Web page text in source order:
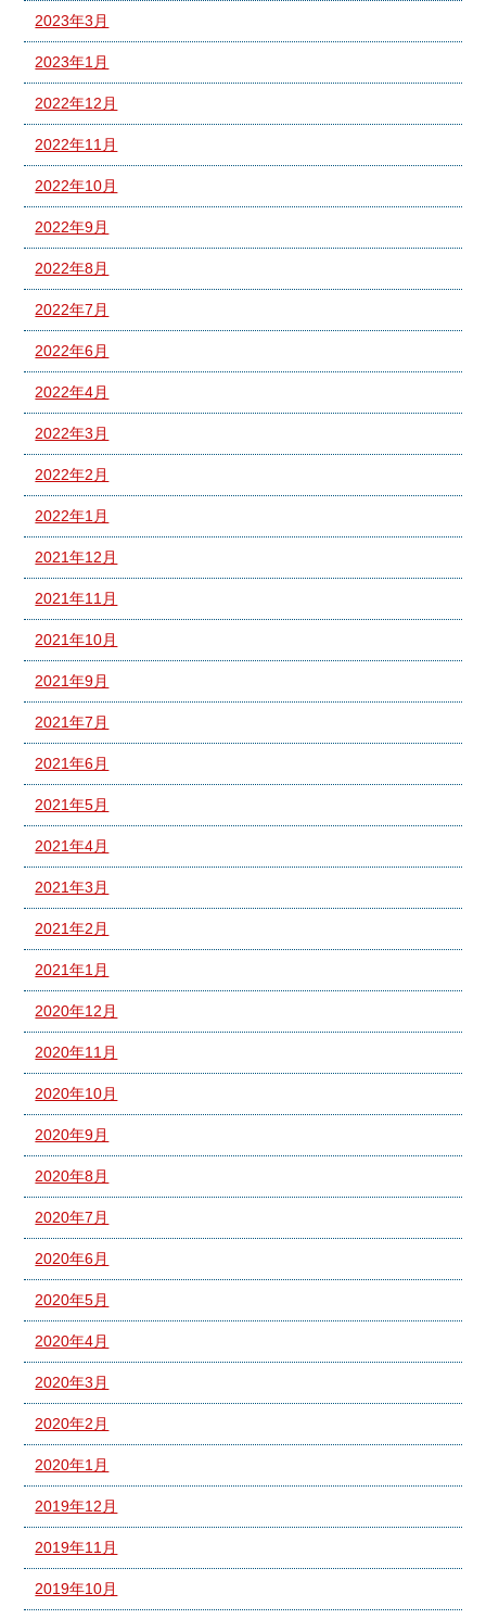
2023年3月
2023年1月
2022年12月
2022年11月
2022年10月
2022年9月
2022年8月
2022年7月
2022年6月
2022年4月
2022年3月
2022年2月
2022年1月
2021年12月
2021年11月
2021年10月
2021年9月
2021年7月
2021年6月
2021年5月
2021年4月
2021年3月
2021年2月
2021年1月
2020年12月
2020年11月
2020年10月
2020年9月
2020年8月
2020年7月
2020年6月
2020年5月
2020年4月
2020年3月
2020年2月
2020年1月
2019年12月
2019年11月
2019年10月